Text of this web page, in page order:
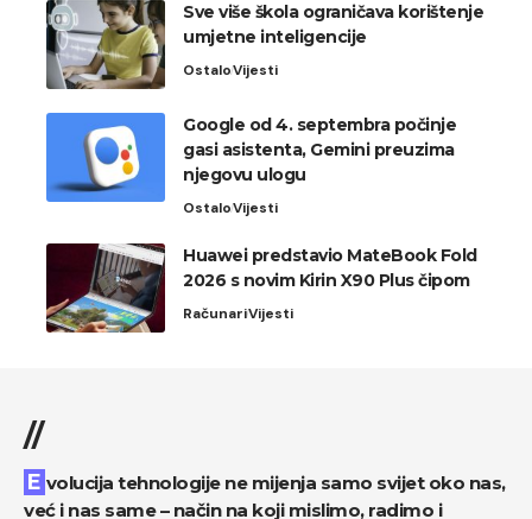
Sve više škola ograničava korištenje
umjetne inteligencije
OstaloVijesti
Google od 4. septembra počinje
gasi asistenta, Gemini preuzima
njegovu ulogu
OstaloVijesti
Huawei predstavio MateBook Fold
2026 s novim Kirin X90 Plus čipom
RačunariVijesti
//
Evolucija tehnologije ne mijenja samo svijet oko nas,
već i nas same – način na koji mislimo, radimo i